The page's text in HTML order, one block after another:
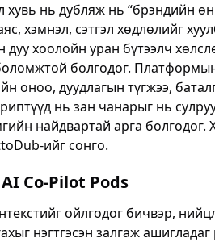
хувь нь дубляж нь “брэндийн
хэмнэл, сэтгэл хөдлөлийг
дуу хоолойн уран бүтээлч
болгодог.
оноо, дуудлагын түгжээ,
нь зан чанарыг нь
найдвартай арга болгодог.
ийг сонго.
Co-Pilot Pods
ойлгодог бичвэр,
нэгтгэсэн залгаж